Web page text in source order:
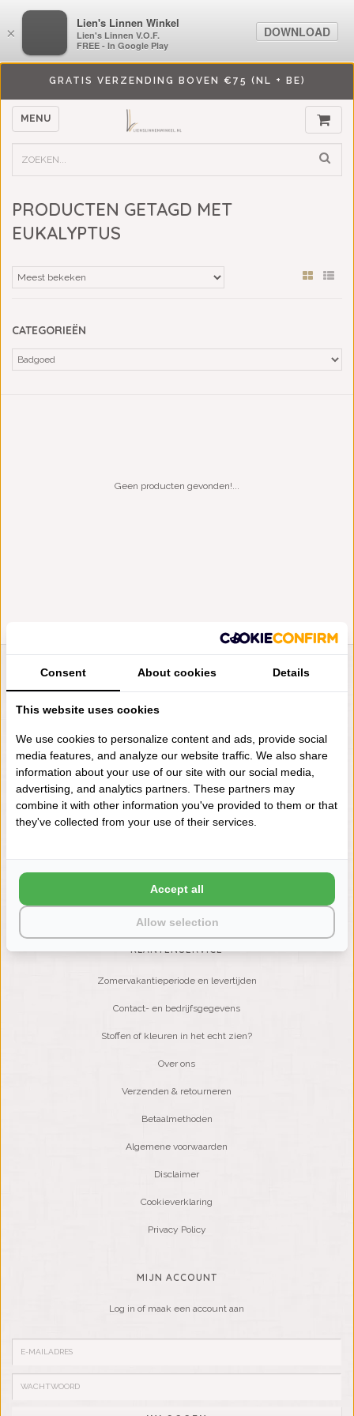
GRATIS VERZENDING BOVEN €75 (NL + BE)
MENU
PRODUCTEN GETAGD MET
EUKALYPTUS
CATEGORIEËN
Geen producten gevonden!...
LIENSLINNENWINKEL.NL
VRAGEN? BEL DAN
NIEUWSBRIEF
Wilt u op de hoogte blijven?
Word lid van onze mailinglijst:
KLANTENSERVICE
Zomervakantieperiode en levertijden
Contact- en bedrijfsgegevens
Stoffen of kleuren in het echt zien?
Over ons
Verzenden & retourneren
Betaalmethoden
Algemene voorwaarden
Disclaimer
Cookieverklaring
Privacy Policy
MIJN ACCOUNT
Log in of maak een account aan
×
LiensLinnenwinkel.nl
Lien's Linnen V.O.F.
FREE - In Google Play
DOWNLOAD
Consent About cookies Details
This website uses cookies
We use cookies to personalize content and ads, provide social
media features, and analyze our website traffic. We also share
information about your use of our site with our social media,
advertising, and analytics partners. These partners may
combine it with other information you've provided to them or that
they've collected from your use of their services.
Allow selection
Accept all
×
Lien's Linnen Winkel
Lien's Linnen V.O.F.
FREE - In Google Play
DOWNLOAD